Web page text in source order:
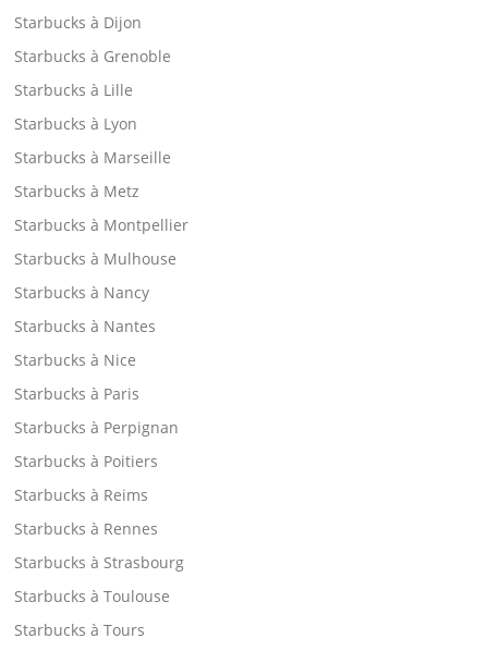
Starbucks à Dijon
Starbucks à Grenoble
Starbucks à Lille
Starbucks à Lyon
Starbucks à Marseille
Starbucks à Metz
Starbucks à Montpellier
Starbucks à Mulhouse
Starbucks à Nancy
Starbucks à Nantes
Starbucks à Nice
Starbucks à Paris
Starbucks à Perpignan
Starbucks à Poitiers
Starbucks à Reims
Starbucks à Rennes
Starbucks à Strasbourg
Starbucks à Toulouse
Starbucks à Tours